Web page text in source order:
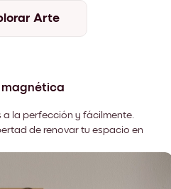
Arte
magnética
la perfección y fácilmente.
de renovar tu espacio en